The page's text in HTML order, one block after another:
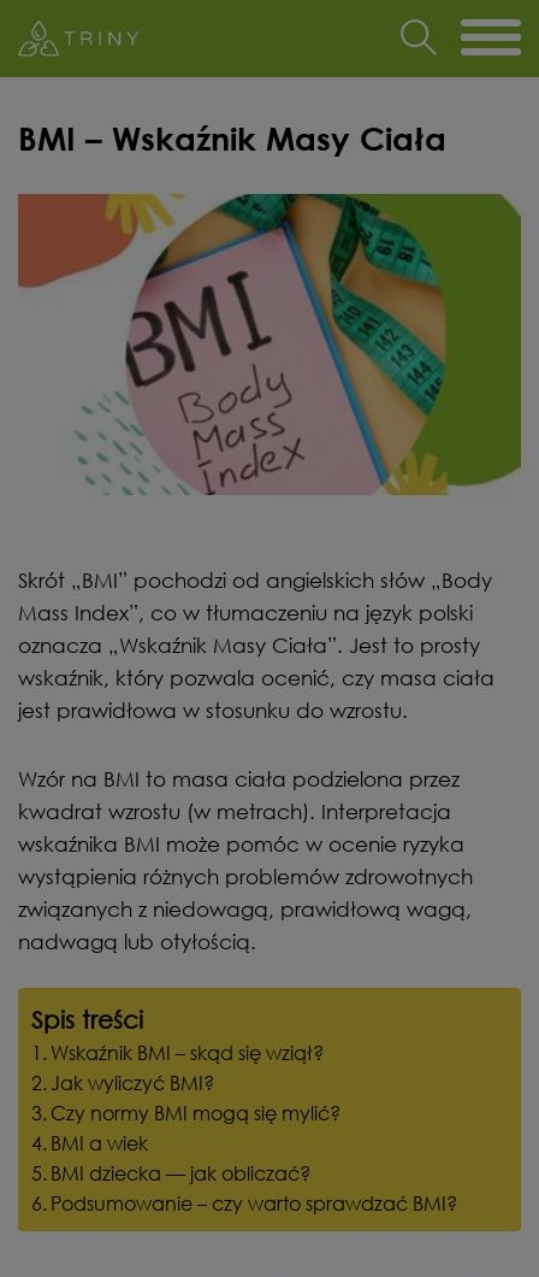
BMI – Wskaźnik Masy Ciała
Skrót „BMI” pochodzi od angielskich słów „Body
Mass Index”, co w tłumaczeniu na język polski
oznacza „Wskaźnik Masy Ciała”. Jest to prosty
wskaźnik, który pozwala ocenić, czy masa ciała
jest prawidłowa w stosunku do wzrostu.
Wzór na BMI to masa ciała podzielona przez
kwadrat wzrostu (w metrach). Interpretacja
wskaźnika BMI może pomóc w ocenie ryzyka
wystąpienia różnych problemów zdrowotnych
związanych z niedowagą, prawidłową wagą,
nadwagą lub otyłością.
Spis treści
Wskaźnik BMI – skąd się wziął?
Jak wyliczyć BMI?
Czy normy BMI mogą się mylić?
BMI a wiek
BMI dziecka — jak obliczać?
Podsumowanie – czy warto sprawdzać BMI?